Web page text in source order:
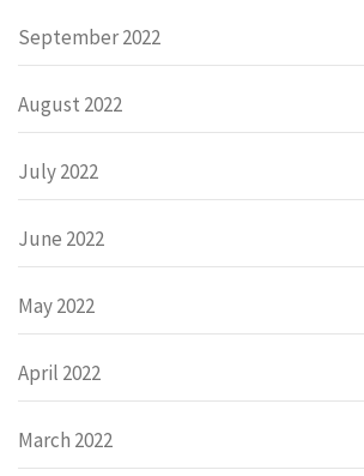
September 2022
August 2022
July 2022
June 2022
May 2022
April 2022
March 2022